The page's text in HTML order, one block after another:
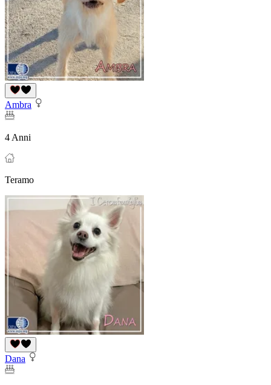
Ambra
4 Anni
Teramo
Dana